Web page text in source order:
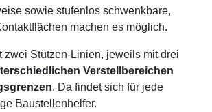
sowie stufenlos schwenkbare,
machen es möglich.
zwei Stützen-Linien, jeweils mit drei
Verstellbereichen
. Da findet sich für jede
Baustellenhelfer.